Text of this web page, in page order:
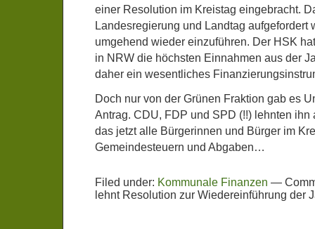
einer Resolution im Kreistag eingebracht.
Landesregierung und Landtag aufgefordert
umgehend wieder einzuführen. Der HSK
in NRW die höchsten Einnahmen aus der
daher ein wesentliches
Doch nur von der Grünen Fraktion gab es
Antrag. CDU, FDP und SPD (!!) lehnten ihn
das jetzt alle Bürgerinnen und Bürger im
Gemeindesteuern und Abgaben…
Filed under: Kommunale Finanzen —
lehnt Resolution zur Wiedereinführung der